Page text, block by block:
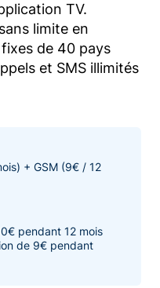
TV.
limite en
de 40 pays
et SMS illimités
+ GSM (9€ / 12
pendant 12 mois
de 9€ pendant